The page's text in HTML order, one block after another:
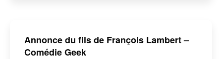
Annonce du fils de François Lambert –
Comédie Geek